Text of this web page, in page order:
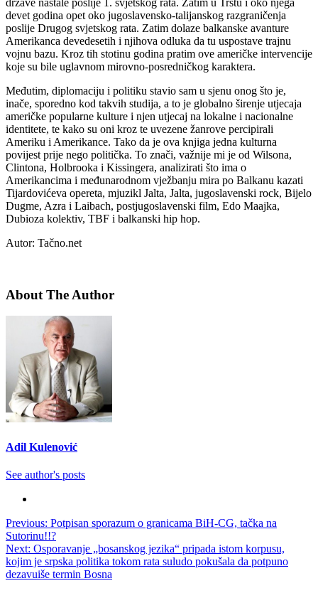
devet godina opet oko jugoslavensko-talijanskog razgraničenja
poslije Drugog svjetskog rata. Zatim dolaze balkanske avanture
Amerikanca devedesetih i njihova odluka da tu uspostave trajnu
vojnu bazu. Kroz tih stotinu godina pratim ove američke intervencije
koje su bile uglavnom mirovno-posredničkog karaktera.
Međutim, diplomaciju i politiku stavio sam u sjenu onog što je,
inače, sporedno kod takvih studija, a to je globalno širenje utjecaja
američke popularne kulture i njen utjecaj na lokalne i nacionalne
identitete, te kako su oni kroz te uvezene žanrove percipirali
Ameriku i Amerikance. Tako da je ova knjiga jedna kulturna
povijest prije nego politička. To znači, važnije mi je od Wilsona,
Clintona, Holbrooka i Kissingera, analizirati što ima o
Amerikancima i međunarodnom vježbanju mira po Balkanu kazati
Tijardovićeva opereta, mjuzikl Jalta, Jalta, jugoslavenski rock, Bijelo
Dugme, Azra i Laibach, postjugoslavenski film, Edo Maajka,
Dubioza kolektiv, TBF i balkanski hip hop.
Autor: Tačno.net
About The Author
Adil Kulenović
See author's posts
Post
navigation
Previous: Potpisan sporazum o granicama BiH-CG, tačka na
Sutorinu!!?
Next: Osporavanje „bosanskog jezika“ pripada istom korpusu,
kojim je srpska politika tokom rata suludo pokušala da potpuno
dezavuiše termin Bosna